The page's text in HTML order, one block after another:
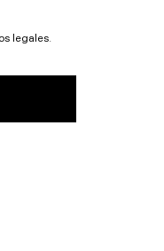
legales.